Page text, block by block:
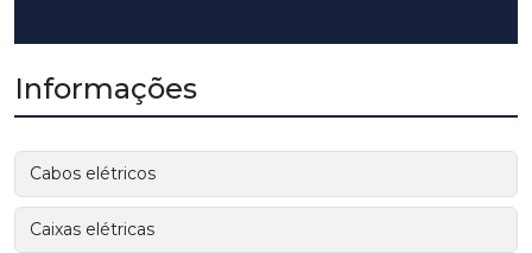
Informações
Cabos elétricos
Caixas elétricas